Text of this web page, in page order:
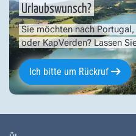
Urlaubswunsch?
Sie möchten nach
oder KapVerden? Lassen
Ich bitte um Rückruf